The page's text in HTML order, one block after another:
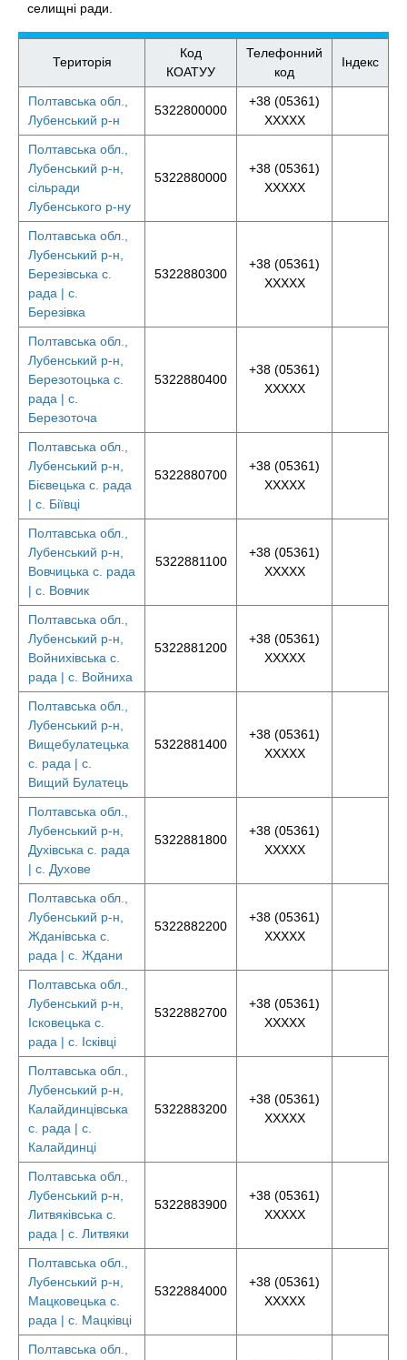
селищні ради.
Територія
Код
КОАТУУ
Телефонний
код
Індекс
Полтавська обл.,
Лубенський р-н
5322800000
+38 (05361)
XXXXX
Полтавська обл.,
Лубенський р-н,
сільради
Лубенського р-ну
5322880000
+38 (05361)
XXXXX
Полтавська обл.,
Лубенський р-н,
Березівська с.
рада | с.
Березівка
5322880300
+38 (05361)
XXXXX
Полтавська обл.,
Лубенський р-н,
Березотоцька с.
рада | с.
Березоточа
5322880400
+38 (05361)
XXXXX
Полтавська обл.,
Лубенський р-н,
Бієвецька с. рада
| с. Біївці
5322880700
+38 (05361)
XXXXX
Полтавська обл.,
Лубенський р-н,
Вовчицька с. рада
| с. Вовчик
5322881100
+38 (05361)
XXXXX
Полтавська обл.,
Лубенський р-н,
Войнихівська с.
рада | с. Войниха
5322881200
+38 (05361)
XXXXX
Полтавська обл.,
Лубенський р-н,
Вищебулатецька
с. рада | с.
Вищий Булатець
5322881400
+38 (05361)
XXXXX
Полтавська обл.,
Лубенський р-н,
Духівська с. рада
| с. Духове
5322881800
+38 (05361)
XXXXX
Полтавська обл.,
Лубенський р-н,
Жданівська с.
рада | с. Ждани
5322882200
+38 (05361)
XXXXX
Полтавська обл.,
Лубенський р-н,
Ісковецька с.
рада | с. Ісківці
5322882700
+38 (05361)
XXXXX
Полтавська обл.,
Лубенський р-н,
Калайдинцівська
с. рада | с.
Калайдинці
5322883200
+38 (05361)
XXXXX
Полтавська обл.,
Лубенський р-н,
Литвяківська с.
рада | с. Литвяки
5322883900
+38 (05361)
XXXXX
Полтавська обл.,
Лубенський р-н,
Мацковецька с.
рада | с. Мацківці
5322884000
+38 (05361)
XXXXX
Полтавська обл.,